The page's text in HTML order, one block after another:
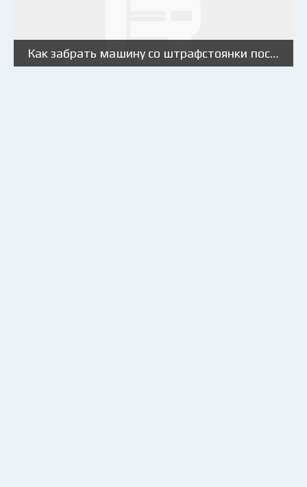
Как забрать машину со штрафстоянки после пьянки?